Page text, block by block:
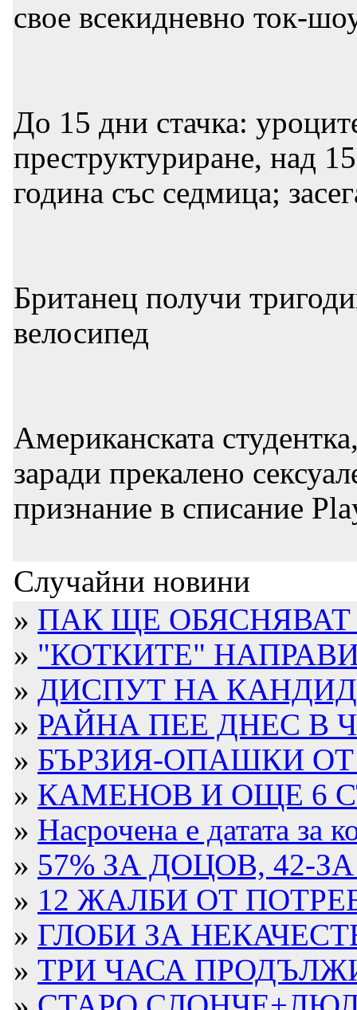
свое всекидневно ток-
До 15 дни стачка:
преструктуриране, над
година със седмица;
Британец получи
велосипед
Американската
заради прекалено
признание в списание
Случайни новини
» ПАК ЩЕ ОБЯСНЯВАТ
» "КОТКИТЕ"
» ДИСПУТ НА
» РАЙНА ПЕЕ ДНЕС В
» БЪРЗИЯ-ОПАШКИ
» КАМЕНОВ И ОЩЕ 6
» Насрочена е датата за
» 57% ЗА ДОЦОВ, 42-
» 12 ЖАЛБИ ОТ
» ГЛОБИ ЗА
» ТРИ ЧАСА